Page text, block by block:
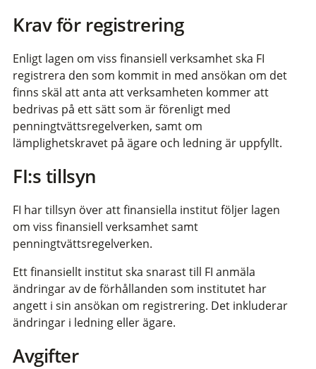
Krav för registrering
Enligt lagen om viss finansiell verksamhet ska FI
registrera den som kommit in med ansökan om det
finns skäl att anta att verksamheten kommer att
bedrivas på ett sätt som är förenligt med
penningtvättsregelverken, samt om
lämplighetskravet på ägare och ledning är uppfyllt.
FI:s tillsyn
FI har tillsyn över att finansiella institut följer lagen
om viss finansiell verksamhet samt
penningtvättsregelverken.
Ett finansiellt institut ska snarast till FI anmäla
ändringar av de förhållanden som institutet har
angett i sin ansökan om registrering. Det inkluderar
ändringar i ledning eller ägare.
Avgifter